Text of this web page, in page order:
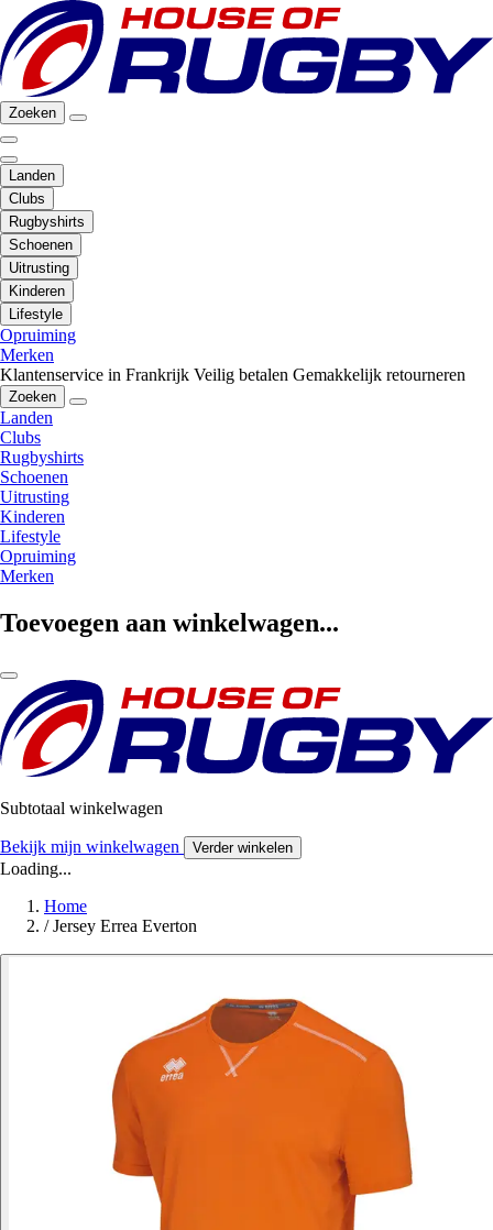
Zoeken
Landen
Clubs
Rugbyshirts
Schoenen
Uitrusting
Kinderen
Lifestyle
Opruiming
Merken
Klantenservice in Frankrijk Veilig betalen Gemakkelijk retourneren
Zoeken
Landen
Clubs
Rugbyshirts
Schoenen
Uitrusting
Kinderen
Lifestyle
Opruiming
Merken
Toevoegen aan winkelwagen...
Subtotaal winkelwagen
Bekijk mijn winkelwagen Verder winkelen
Loading...
Home
/ Jersey Errea Everton